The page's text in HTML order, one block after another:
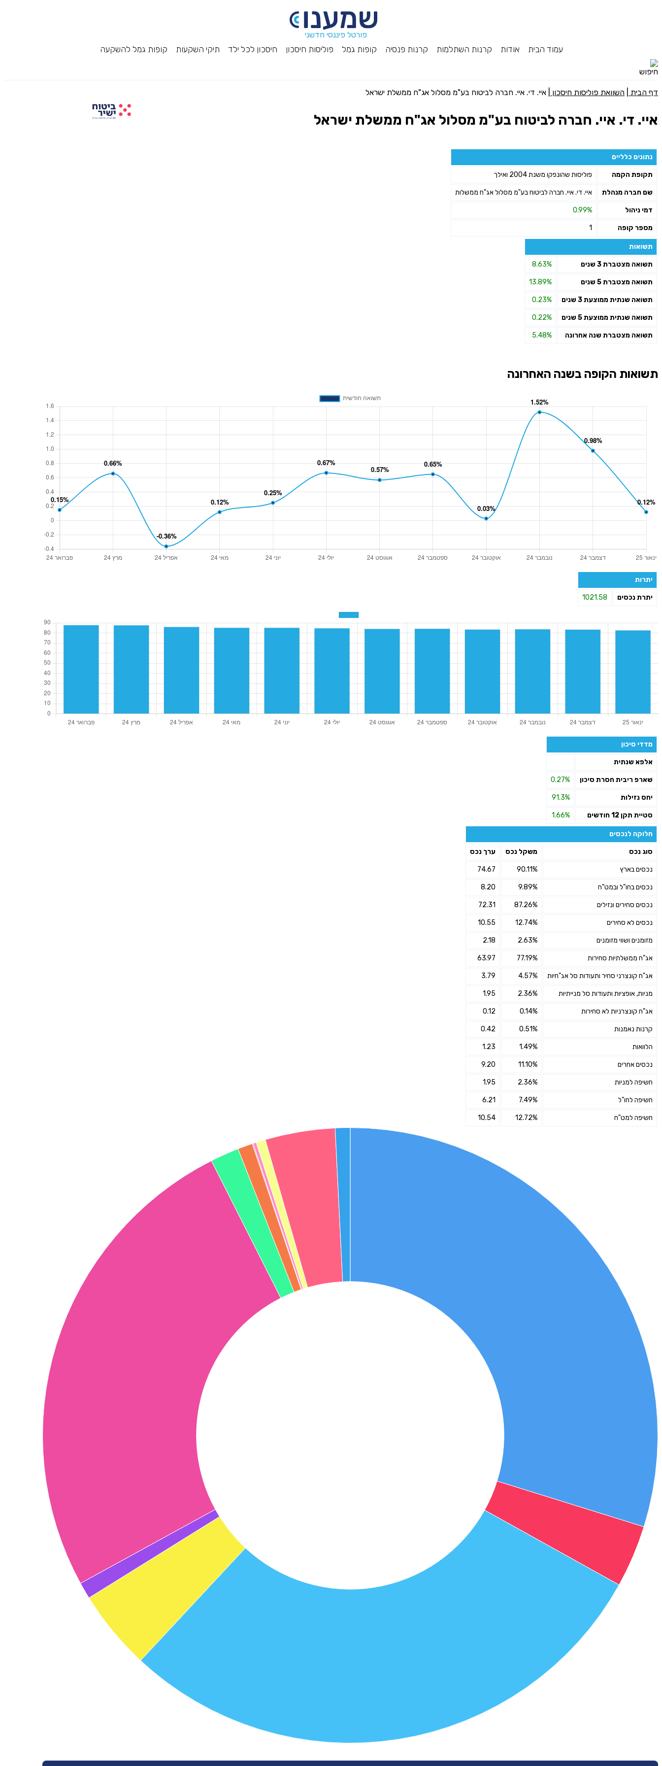
פורטל פיננסי חדשני
עמוד הבית אודות קרנות השתלמות קרנות פנסיה קופות גמל פוליסות חיסכון חיסכון לכל ילד תיקי השקעות קופות גמל להשקעה
דף הבית השוואת פוליסות חיסכון איי. די. איי. חברה לביטוח בע"מ מסלול אג"ח ממשלת ישראל
איי. די. איי. חברה לביטוח בע"מ מסלול אג"ח ממשלת ישראל
נתונים כלליים
תקופת הקמה פוליסות שהונפקו משנת 2004 ואילך
שם חברה מנהלת איי. די. איי. חברה לביטוח בע"מ מסלול אג"ח ממשלות
דמי ניהול 0.99%
מספר קופה 1
תשואות
תשואה מצטברת 3 שנים 8.63%
תשואה מצטברת 5 שנים 13.89%
תשואה שנתית ממוצעת 3 שנים 0.23%
תשואה שנתית ממוצעת 5 שנים 0.22%
תשואה מצטברת שנה אחרונה 5.48%
תשואות הקופה בשנה האחרונה
יתרות
יתרת נכסים 1021.58
מדדי סיכון
אלפא שנתית
שארפ ריבית חסרת סיכון 0.27%
יחס נזילות 91.3%
סטיית תקן 12 חודשים 1.66%
חלוקה לנכסים
סוג נכס משקל נכס ערך נכס
נכסים בארץ 90.11%
74.67
נכסים בחו"ל ובמט"ח 9.89%
8.20
נכסים סחירים ונזילים 87.26%
72.31
נכסים לא סחירים 12.74%
10.55
מזומנים ושווי מזומנים 2.63%
2.18
אג"ח ממשלתיות סחירות 77.19%
63.97
אג"ח קונצרני סחיר ותעודות סל אג"חיות 4.57%
3.79
מניות, אופציות ותעודות סל מנייתיות 2.36%
1.95
אג"ח קונצרניות לא סחירות 0.14%
0.12
קרנות נאמנות 0.51%
0.42
הלוואות 1.49%
1.23
נכסים אחרים 11.10%
9.20
חשיפה למניות 2.36%
1.95
חשיפה לחו"ל 7.49%
6.21
חשיפה למט"ח 12.72%
10.54
אני מאשר את תנאיי השימוש והפרטיות של האתר
מאשר כי פרטיי ישמשו לקבלת פניות והצעות שיווקיות למוצרים
פנסיוניים\ביטוח באמצעות טלפון, מייל או SMS מאיתנו או צד שלישי